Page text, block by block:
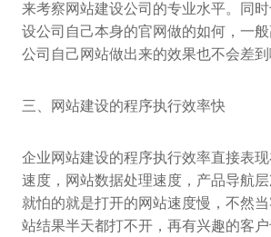
来考察网站建设公司的专业水平。同
设公司自己本身的官网做的如何，一
公司自己网站做出来的效果也不会差到
三、网站建设的程序执行效率快
企业网站建设的程序执行效率直接表
速度，网站数据处理速度，产品导航
就怕的就是打开的网站速度慢，不然
站结果半天都打不开，再有兴趣的客